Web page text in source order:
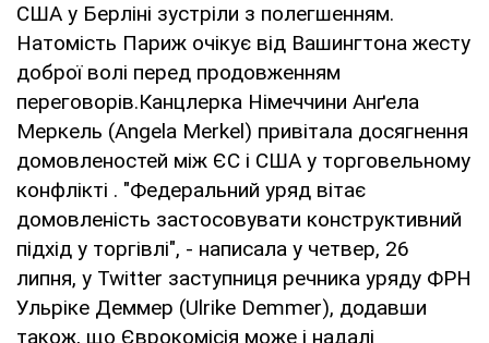
США у Берліні зустріли з полегшенням.
Натомість Париж очікує від Вашингтона жесту
доброї волі перед продовженням
переговорів.Канцлерка Німеччини Анґела
Меркель (Angela Merkel) привітала досягнення
домовленостей між ЄС і США у торговельному
конфлікті . "Федеральний уряд вітає
домовленість застосовувати конструктивний
підхід у торгівлі", - написала у четвер, 26
липня, у Twitter заступниця речника уряду ФРН
Ульріке Деммер (Ulrike Demmer), додавши
також, що Єврокомісія може і надалі